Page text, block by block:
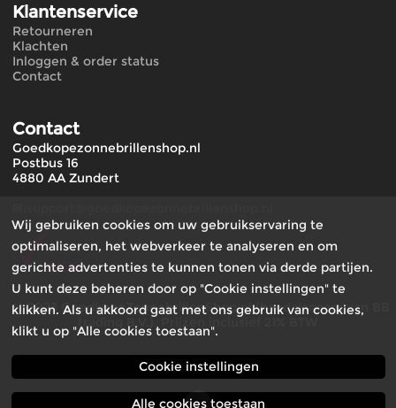
Klantenservice
Retourneren
Klachten
Inloggen & order status
Contact
Contact
Goedkopezonnebrillenshop.nl
Postbus 16
4880 AA Zundert
© 2023 GoedkopeZonnebrillenShop.nl (handelsnaam van BB
trading B.V.) Prijzen inclusief 21% BTW
Wij gebruiken cookies om uw gebruikservaring te
optimaliseren, het webverkeer te analyseren en om
gerichte advertenties te kunnen tonen via derde partijen.
U kunt deze beheren door op "Cookie instellingen" te
klikken. Als u akkoord gaat met ons gebruik van cookies,
klikt u op "Alle cookies toestaan".
Cookie instellingen
Alle cookies toestaan